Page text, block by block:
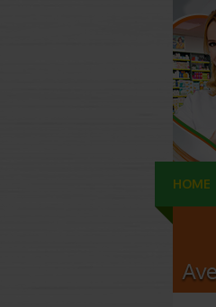
HOME